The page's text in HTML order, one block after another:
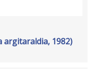
argitaraldia, 1982)